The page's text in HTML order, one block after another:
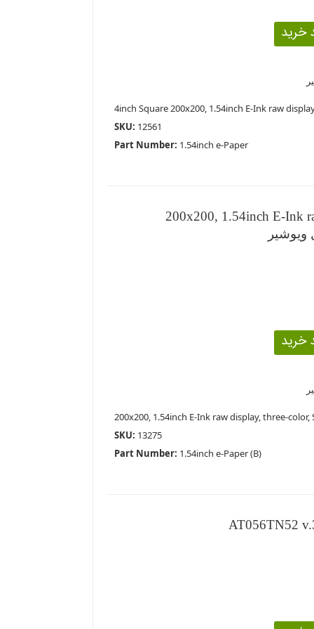
4inch Square 200x200, 1.54inch E-Ink raw
SKU: 12561
Part Number: 1.54inch e-Paper
200x200, 1.54inch E-Ink
200x200, 1.54inch E-Ink raw display, three-
SKU: 13275
Part Number: 1.54inch e-Paper (B)
AT056TN52